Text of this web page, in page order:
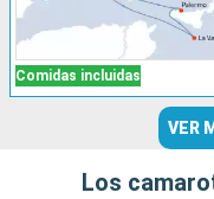
Comidas incluidas
VER
Los